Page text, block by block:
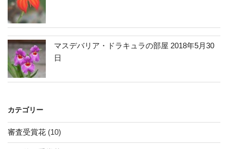
マスデバリア・ドラキュラの部屋 2018年5月30
日
カテゴリー
審査受賞花 (10)